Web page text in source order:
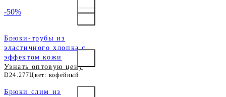
Брюки-трубы из
эластичного хлопка с
эффектом кожи
Узнать оптовую цену
D24.277Цвет: кофейный
-50%
Брюки слим из